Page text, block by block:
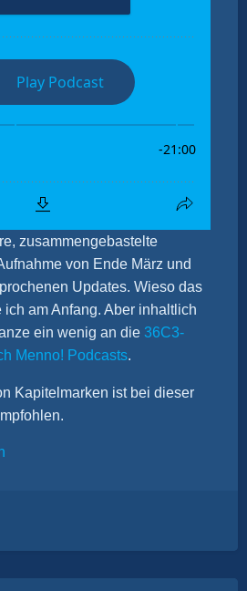
zusammengebastelte
von Ende März und
Updates. Wieso das
am Anfang. Aber inhaltlich
ein wenig an die 36C3-
Menno! Podcasts.
Kapitelmarken ist bei dieser